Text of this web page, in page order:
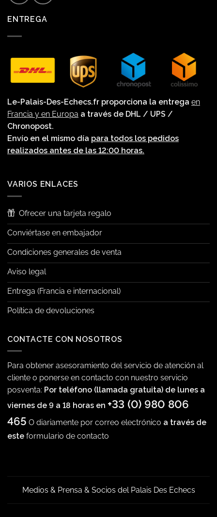
ENTREGA
Le-Palais-Des-Echecs.fr proporciona la entrega en
Francia y en Europa a través de DHL / UPS /
Chronopost.
Envío en el mismo día para todos los pedidos
realizados antes de las 12:00 horas.
VARIOS ENLACES
Ofrecer una tarjeta regalo
Conviértase en embajador
Condiciones generales de venta
Aviso legal
Entrega (Francia e internacional)
Política de devoluciones
CONTACTE CON NOSOTROS
Para obtener asesoramiento del servicio de atención al
cliente o ponerse en contacto con nuestro servicio
posventa: Por teléfono (llamada gratuita) de lunes a
viernes de 9 a 18 horas en +33 (0) 980 806
465 O diariamente por correo electrónico a través de
este formulario de contacto
Medios & Prensa & Socios del Palais Des Echecs